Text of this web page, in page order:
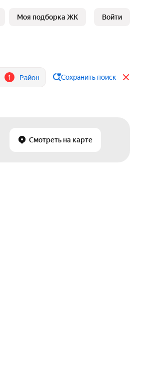
Моя подборка ЖК Войти
1 Район Сохранить поиск
Смотреть на карте